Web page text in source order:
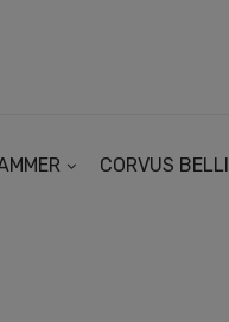
CORVUS BELLI